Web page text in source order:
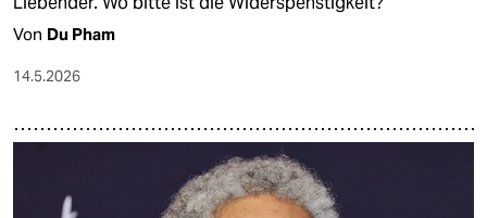
Von Du Pham
14.5.2026